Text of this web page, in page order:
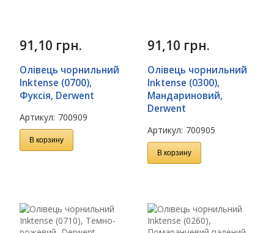
91,10 грн.
Олівець чорнильний
Inktense (0700),
Фуксія, Derwent
Артикул: 700909
В корзину
91,10 грн.
Олівець чорнильний
Inktense (0300),
Мандариновий,
Derwent
Артикул: 700905
В корзину